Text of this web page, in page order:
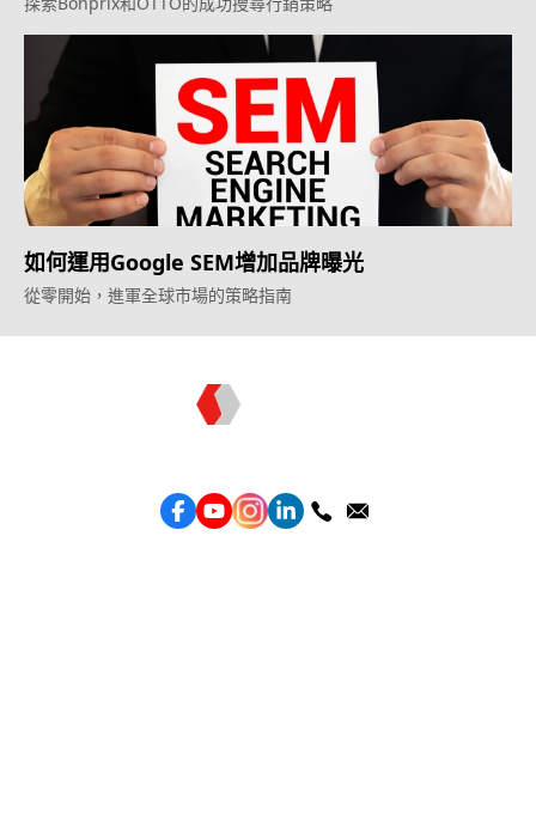
如何運用Google SEM增加品牌曝光
從零開始，進軍全球市場的策略指南